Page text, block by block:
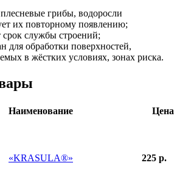
грибы, водоросли
их повторному появлению;
срок службы строений;
для обработки поверхностей,
в жёстких условиях, зонах риска.
Наименование Цена
«KRASULA®» 225 р.